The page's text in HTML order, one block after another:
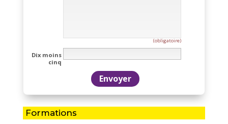
(obligatoire)
Dix moins
cinq
Formations